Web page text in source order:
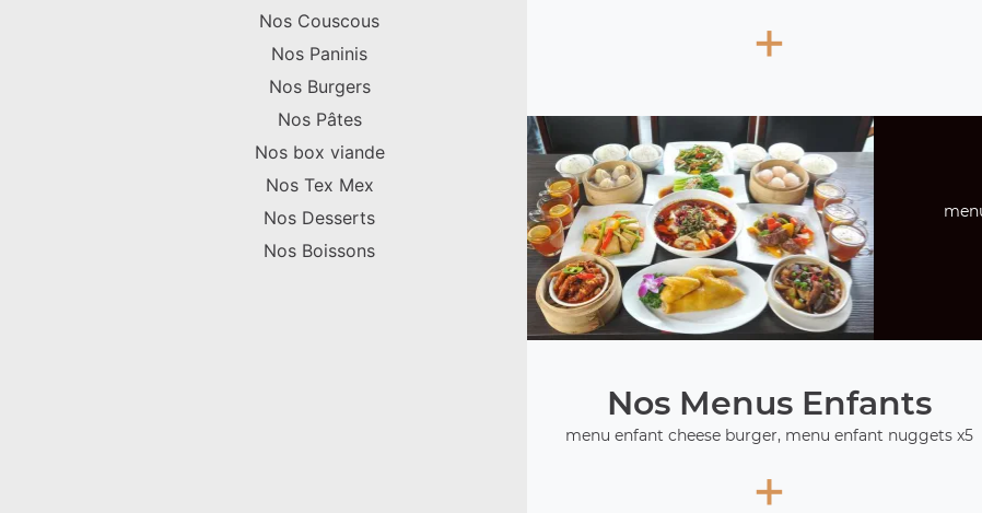
Nos Couscous
Nos Paninis
Nos Burgers
Nos Pâtes
Nos box viande
Nos Tex Mex
Nos Desserts
Nos Boissons
+
Nos Menus Enfants
menu enfant cheese burger, menu enfant nuggets x5
+